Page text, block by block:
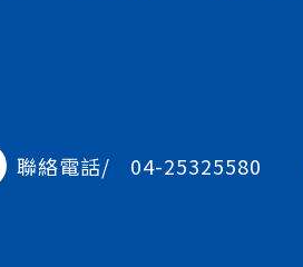
聯絡電話/ 04-25325580